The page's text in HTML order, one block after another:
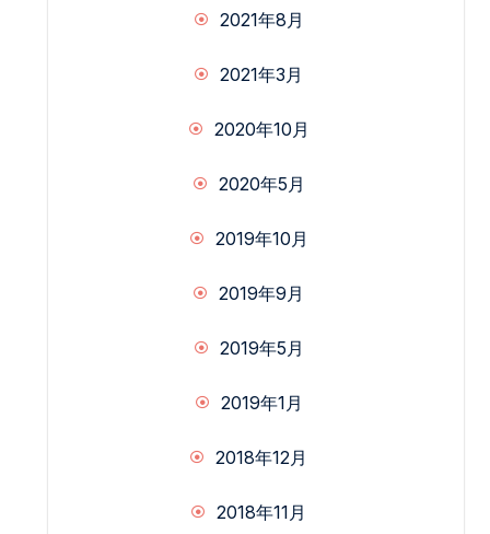
2021年8月
2021年3月
2020年10月
2020年5月
2019年10月
2019年9月
2019年5月
2019年1月
2018年12月
2018年11月